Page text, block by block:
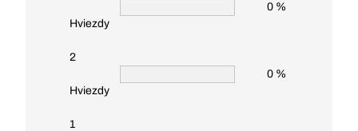
Hviezdy
0 %
2
Hviezdy
0 %
1